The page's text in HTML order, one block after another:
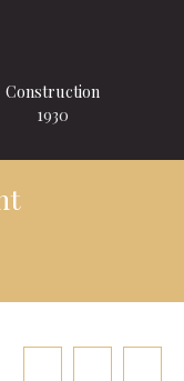
Construction
1930